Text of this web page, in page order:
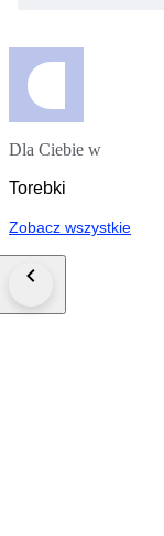
Dla Ciebie w
Torebki
Zobacz wszystkie